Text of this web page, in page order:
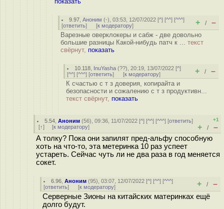
9.97 ,Аноним (-), 03:53, 12/07/2022 [^] [^^] [^^^]
[ответить] [к модератору] + / –
Варезные оверклокеры и сабж - две довольно
большие разницы Какой-нибудь патч к ... текст
свёрнут, показать
10.118 InuYasha (??), 20:19, 13/07/2022 [^]
[^^] [^^^] [ответить] [к модератору] + / –
К счастью с т з доверия, копирайта и
безопасности и сожалению с т з продуктивн...
текст свёрнут, показать
5.54 ,Аноним (56), 09:36, 11/07/2022 [^] [^^] [^^^] [ответить]
[↑] [к модератору]
+1
+ / –
А толку? Пока они запилят пред-альфу способную
хоть на что-то, эта метеринка 10 раз успеет
устареть. Сейчас чуть ли не два раза в год меняется
сокет.
6.96 ,Аноним (95), 03:07, 12/07/2022 [^] [^^] [^^^]
[ответить] [к модератору] + / –
Серверные Зионы на китайских материнках ещё
долго будут.